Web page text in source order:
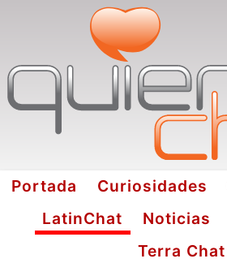
Portada Curiosidades
LatinChat
Noticias
Terra Chat